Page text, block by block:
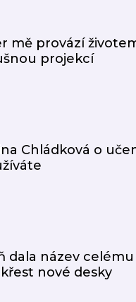
mě provází
projekcí
Chládková o
dala název celému
nové desky